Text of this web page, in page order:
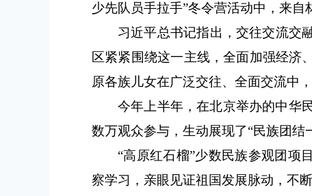
少先队员手拉手”冬令营活动中，来自
习近平总书记指出，交往交流交
区紧紧围绕这一主线，全面加强经济
原各族儿女在广泛交往、全面交流中
今年上半年，在北京举办的中华
数万观众参与，生动展现了“民族团结
“高原红石榴”少数民族参观团项
察学习，亲眼见证祖国发展脉动，不